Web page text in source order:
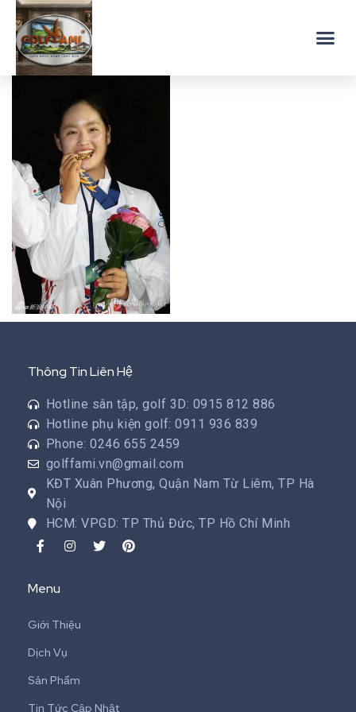
Thông Tin Liên Hệ
Hotline sân tập, golf 3D: 0915 812 886
Hotline phụ kiện golf: 0911 936 839
Phone: 0246 655 2459
golffami.vn@gmail.com
KĐT Xuân Phương, Quận Nam Từ Liêm, TP Hà
Nội
HCM: VPGD: TP Thủ Đức, TP Hồ Chí Minh
Menu
Giới Thiệu
Dịch Vụ
Sản Phẩm
Tin Tức Cập Nhật